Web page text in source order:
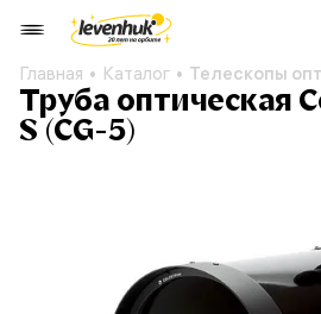
Главная Каталог Телескопы
Труба оптическая
S (CG-5)